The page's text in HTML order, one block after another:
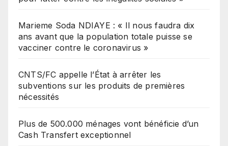
Marieme Soda NDIAYE : « Il nous faudra dix
ans avant que la population totale puisse se
vacciner contre le coronavirus »
CNTS/FC appelle l’État à arrêter les
subventions sur les produits de premières
nécessités
Plus de 500.000 ménages vont bénéficie d’un
Cash Transfert exceptionnel